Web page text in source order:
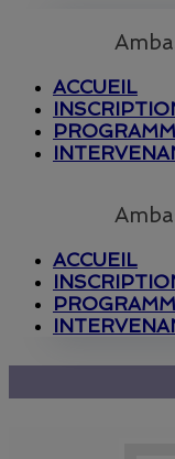
ACCUEIL
ACCUEIL